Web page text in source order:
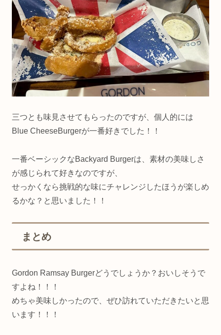
三つとも味見させてもらったのですが、個人的には
Blue CheeseBurgerが一番好きでした！！
一番ベーシックなBackyard Burgerは、素材の美味しさ
が感じられて好きなのですが、
せっかくなら挑戦的な味にチャレンジしたほうが楽しめ
るかな？と思いました！！
まとめ
Gordon Ramsay Burgerどうでしょうか？おいしそうで
すよね！！！
めちゃ美味しかったので、ぜひ訪れていただきたいと思
います！！！